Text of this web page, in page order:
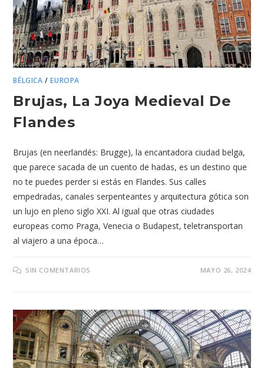
BÉLGICA /EUROPA
Brujas, La Joya Medieval De
Flandes
Brujas (en neerlandés: Brugge), la encantadora ciudad belga,
que parece sacada de un cuento de hadas, es un destino que
no te puedes perder si estás en Flandes. Sus calles
empedradas, canales serpenteantes y arquitectura gótica son
un lujo en pleno siglo XXI. Al igual que otras ciudades
europeas como Praga, Venecia o Budapest, teletransportan
al viajero a una época…
SIN COMENTARIOS MAYO 26, 2024